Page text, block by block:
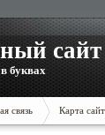
буквах
связь Карта